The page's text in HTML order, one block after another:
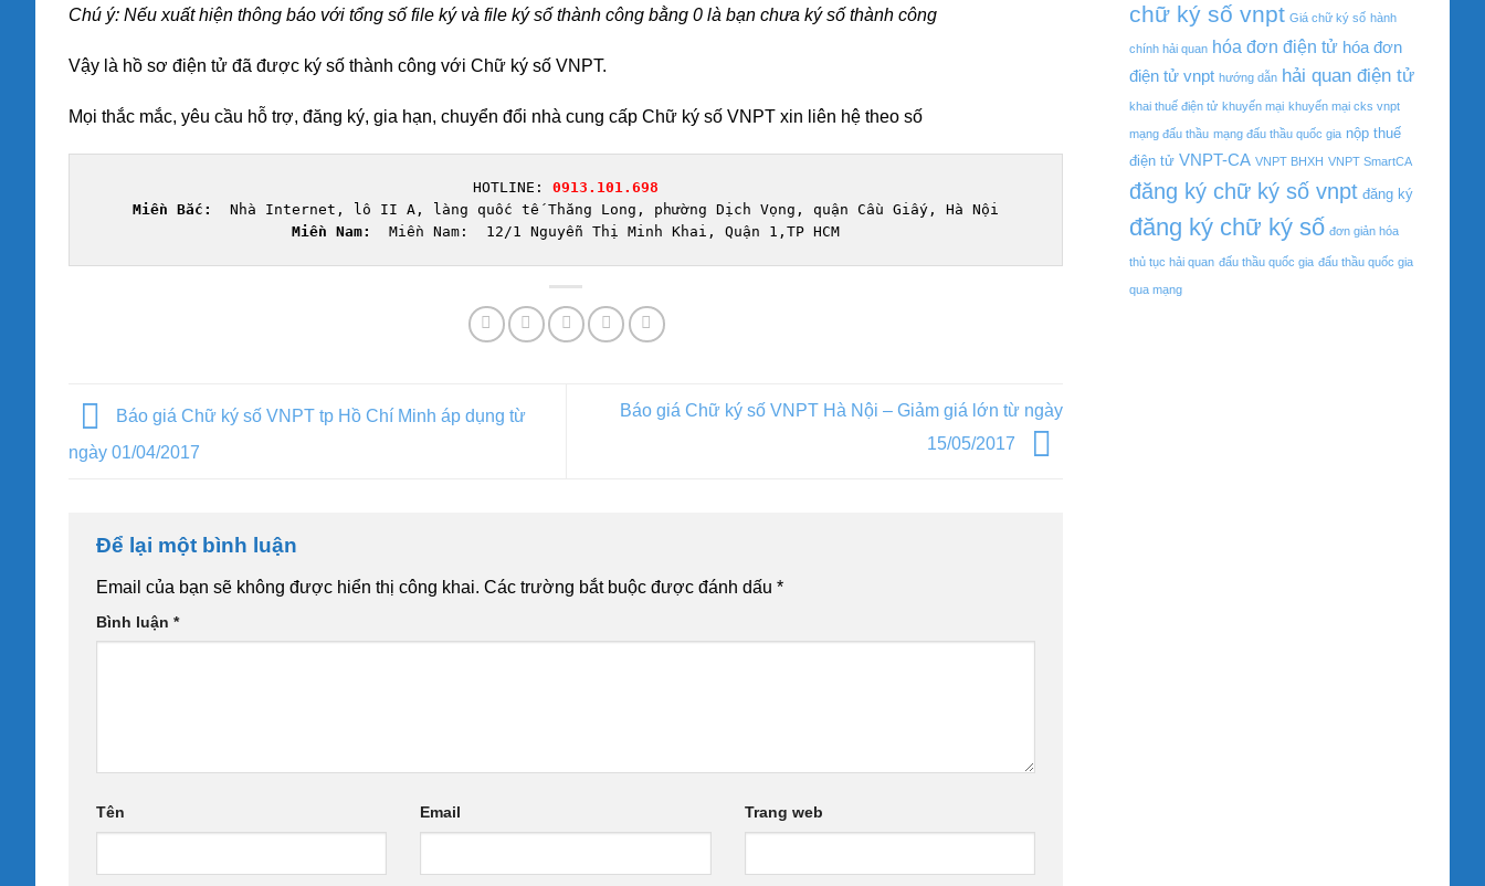
Chú ý: Nếu xuất hiện thông báo với tổng số file ký và file ký số thành công bằng 0 là bạn chưa ký số thành công
Vậy là hồ sơ điện tử đã được ký số thành công với Chữ ký số VNPT.
Mọi thắc mắc, yêu cầu hỗ trợ, đăng ký, gia hạn, chuyển đổi nhà cung cấp Chữ ký số VNPT xin liên hệ theo số
HOTLINE: 0913.101.698
Miền Bắc:
Miền Nam: Miền Nam:  12/1 Nguyễn Thị Minh Khai, Quận 1,TP HCM
Báo giá Chữ ký số VNPT tp Hồ Chí Minh áp dụng từ
ngày 01/04/2017
Báo giá Chữ ký số VNPT Hà Nội – Giảm giá lớn từ ngày
15/05/2017
Để lại một bình luận
Email của bạn sẽ không được hiển thị công khai. Các trường bắt buộc được đánh dấu *
Bình luận *
Tên Email Trang web
chữ ký số vnpt Giá chữ ký số hành
chính hải quan hóa đơn điện tử hóa đơn
điện tử vnpt hướng dẫn hải quan điện tử
khai thuế điện tử khuyến mại khuyến mại cks vnpt
mạng đấu thầu mạng đấu thầu quốc gia nộp thuế
điện tử VNPT-CA VNPT BHXH VNPT SmartCA
đăng ký chữ ký số vnpt đăng ký
đăng ký chữ ký số đơn giản hóa
thủ tục hải quan đấu thầu quốc gia đấu thầu quốc gia
qua mạng